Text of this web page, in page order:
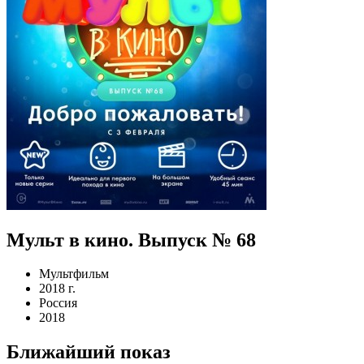
Мульт в кино. Выпуск № 68
Мультфильм
2018 г.
Россия
2018
Ближайший показ